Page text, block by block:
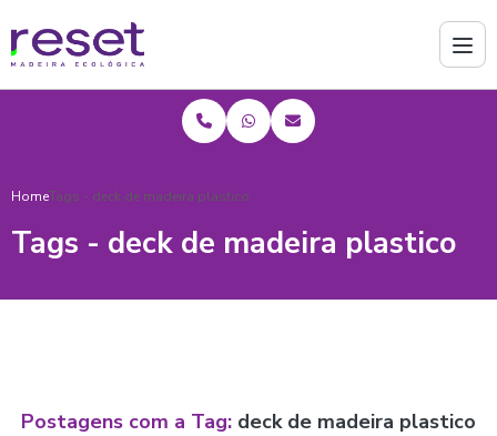
HomeTags - deck de madeira plastico
Tags - deck de madeira plastico
Postagens com a Tag: deck de madeira plastico